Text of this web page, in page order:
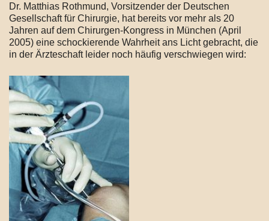
Dr. Matthias Rothmund, Vorsitzender der Deutschen
Gesellschaft für Chirurgie, hat bereits vor mehr als 20
Jahren auf dem Chirurgen-Kongress in München (April
2005) eine schockierende Wahrheit ans Licht gebracht, die
in der Ärzteschaft leider noch häufig verschwiegen wird: